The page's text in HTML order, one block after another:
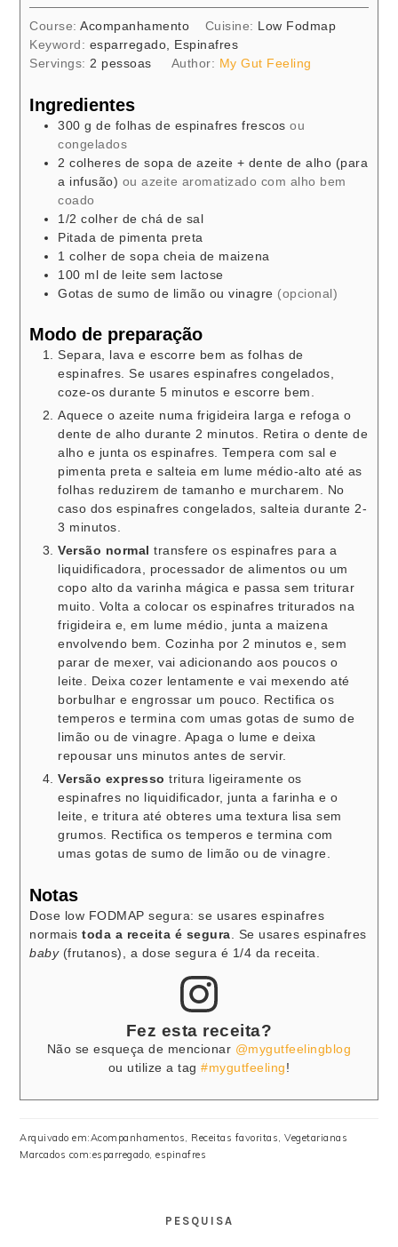
Course:Acompanhamento Cuisine: Low Fodmap
Keyword: esparregado, Espinafres
Servings: 2 pessoas Author: My Gut Feeling
Ingredientes
300 g de folhas de espinafres frescosou
congelados
2 colheres de sopa de azeite + dente de alho (para
a infusão) ou azeite aromatizado com alho bem
coado
1/2 colher de chá de sal
Pitada de pimenta preta
1 colher de sopa cheia de maizena
100 ml de leite sem lactose
Gotas de sumo de limão ou vinagre (opcional)
Modo de preparação
Separa, lava e escorre bem as folhas de
espinafres. Se usares espinafres congelados,
coze-os durante 5 minutos e escorre bem.
Aquece o azeite numa frigideira larga e refoga o
dente de alho durante 2 minutos. Retira o dente de
alho e junta os espinafres. Tempera com sal e
pimenta preta e salteia em lume médio-alto até as
folhas reduzirem de tamanho e murcharem. No
caso dos espinafres congelados, salteia durante 2-
3 minutos.
Versão normaltransfere os espinafres para a
liquidificadora, processador de alimentos ou um
copo alto da varinha mágica e passa sem triturar
muito. Volta a colocar os espinafres triturados na
frigideira e, em lume médio, junta a maizena
envolvendo bem. Cozinha por 2 minutos e, sem
parar de mexer, vai adicionando aos poucos o
leite. Deixa cozer lentamente e vai mexendo até
borbulhar e engrossar um pouco. Rectifica os
temperos e termina com umas gotas de sumo de
limão ou de vinagre. Apaga o lume e deixa
repousar uns minutos antes de servir.
Versão expresso tritura ligeiramente os
espinafres no liquidificador, junta a farinha e o
leite, e tritura até obteres uma textura lisa sem
grumos. Rectifica os temperos e termina com
umas gotas de sumo de limão ou de vinagre.
Notas
Dose low FODMAP segura: se usares espinafres
normaistoda a receita é segura . Se usares espinafres
baby(frutanos), a dose segura é 1/4 da receita.
Fez esta receita?
Não se esqueça de mencionar @mygutfeelingblog
ou utilize a tag#mygutfeeling!
Arquivado em:Acompanhamentos, Receitas favoritas,Vegetarianas
Marcados com:esparregado,espinafres
PESQUISA